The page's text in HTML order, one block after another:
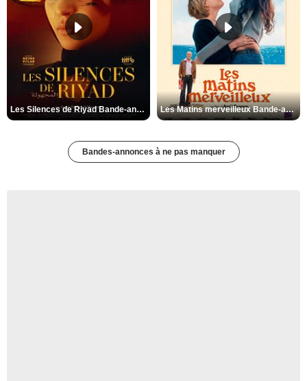
Les Silences de Riyad Bande-annonce VO STFR Les Matins merveilleux Bande-annonce VF
Bandes-annonces à ne pas manquer